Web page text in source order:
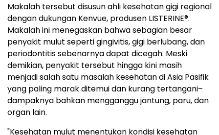
Makalah tersebut disusun ahli kesehatan gigi regional
dengan dukungan Kenvue, produsen LISTERINE®.
Makalah ini menegaskan bahwa sebagian besar
penyakit mulut seperti gingivitis, gigi berlubang, dan
periodontitis sebenarnya dapat dicegah. Meski
demikian, penyakit tersebut hingga kini masih
menjadi salah satu masalah kesehatan di Asia Pasifik
yang paling marak ditemui dan kurang tertangani–
dampaknya bahkan mengganggu jantung, paru, dan
organ lain.
"Kesehatan mulut menentukan kondisi kesehatan